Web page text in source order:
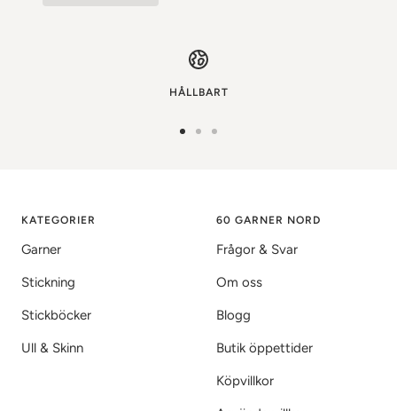
HÅLLBART
KATEGORIER
Garner
Stickning
Stickböcker
Ull & Skinn
60 GARNER NORD
Frågor & Svar
Om oss
Blogg
Butik öppettider
Köpvillkor